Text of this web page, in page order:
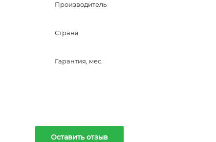
Производитель
Страна
Гарантия, мес.
Оставить отзыв